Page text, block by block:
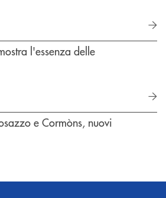
l'essenza delle
e Cormòns, nuovi